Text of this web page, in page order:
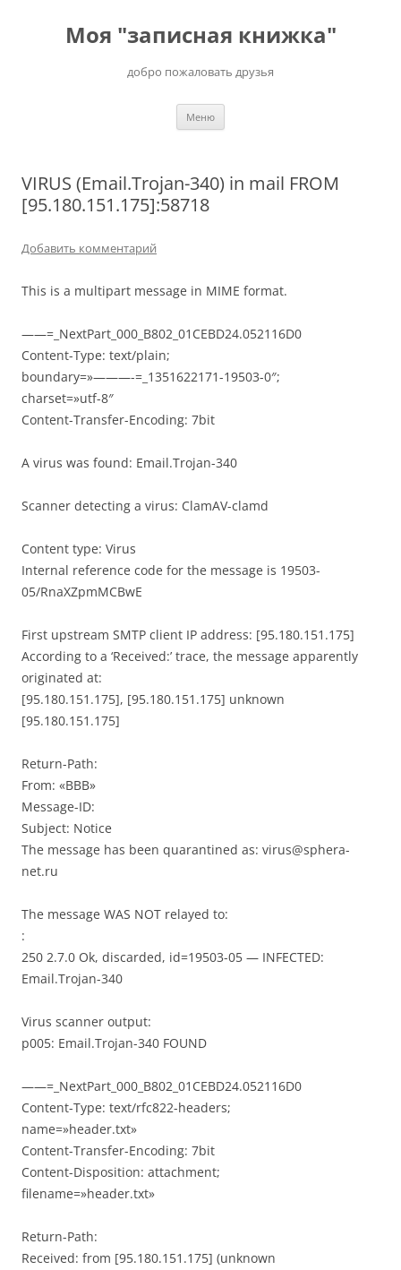
содержимомуМоя "записная книжка"
добро пожаловать друзья
Меню
VIRUS (Email.Trojan-340) in mail FROM
[95.180.151.175]:58718
Добавить комментарий
This is a multipart message in MIME format.
——=_NextPart_000_B802_01CEBD24.052116D0
Content-Type: text/plain;
boundary=»———-=_1351622171-19503-0″;
charset=»utf-8″
Content-Transfer-Encoding: 7bit
A virus was found: Email.Trojan-340
Scanner detecting a virus: ClamAV-clamd
Content type: Virus
Internal reference code for the message is 19503-
05/RnaXZpmMCBwE
First upstream SMTP client IP address: [95.180.151.175]
According to a ‘Received:’ trace, the message apparently
originated at:
[95.180.151.175], [95.180.151.175] unknown
[95.180.151.175]
Return-Path:
From: «BBB»
Message-ID:
Subject: Notice
The message has been quarantined as: virus@sphera-
net.ru
The message WAS NOT relayed to:
:
250 2.7.0 Ok, discarded, id=19503-05 — INFECTED:
Email.Trojan-340
Virus scanner output:
p005: Email.Trojan-340 FOUND
——=_NextPart_000_B802_01CEBD24.052116D0
Content-Type: text/rfc822-headers;
name=»header.txt»
Content-Transfer-Encoding: 7bit
Content-Disposition: attachment;
filename=»header.txt»
Return-Path:
Received: from [95.180.151.175] (unknown